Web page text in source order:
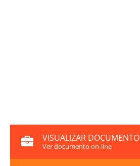
VISUALIZAR DOCUMENTO
Ver documento on-line